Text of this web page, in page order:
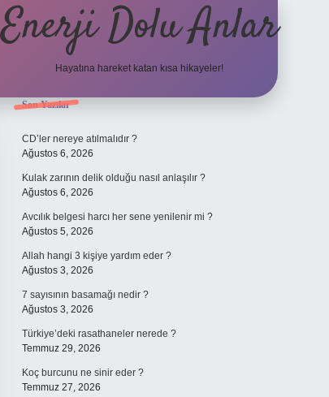
Enerji Dolu Anlar
Hayatına hareket katan kısa hikayeler!
Sidebar
Son Yazılar
CD’ler nereye atılmalıdır ?
Ağustos 6, 2026
Kulak zarının delik olduğu nasıl anlaşılır ?
Ağustos 6, 2026
Avcılık belgesi harcı her sene yenilenir mi ?
Ağustos 5, 2026
Allah hangi 3 kişiye yardım eder ?
Ağustos 3, 2026
7 sayısının basamağı nedir ?
Ağustos 3, 2026
Türkiye’deki rasathaneler nerede ?
Temmuz 29, 2026
Koç burcunu ne sinir eder ?
Temmuz 27, 2026